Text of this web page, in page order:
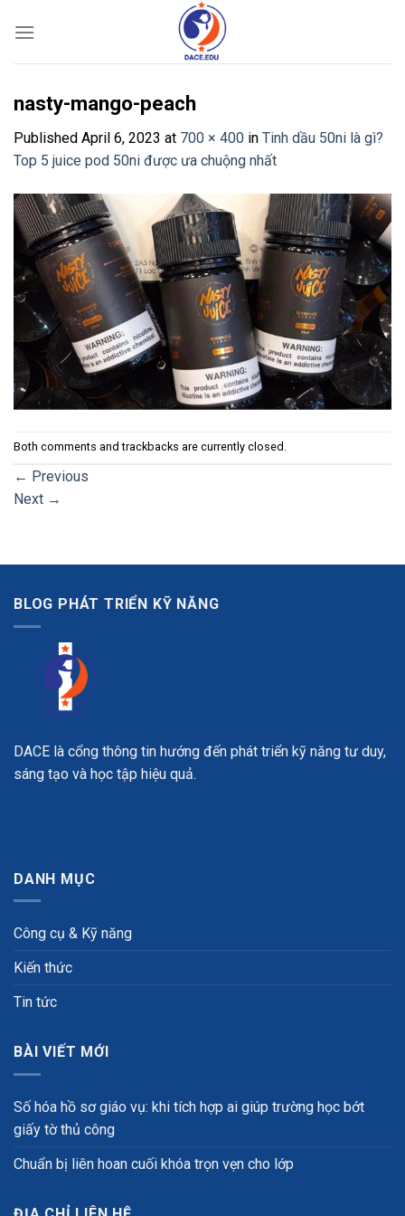
nasty-mango-peach
Published April 6, 2023 at 700 × 400 in Tinh dầu 50ni là gì?
Top 5 juice pod 50ni được ưa chuộng nhất
Both comments and trackbacks are currently closed.
← Previous
Next →
BLOG PHÁT TRIỂN KỸ NĂNG
DACE là cổng thông tin hướng đến phát triển kỹ năng tư duy,
sáng tạo và học tập hiệu quả.
DANH MỤC
Công cụ & Kỹ năng
Kiến thức
Tin tức
BÀI VIẾT MỚI
Số hóa hồ sơ giáo vụ: khi tích hợp ai giúp trường học bớt
giấy tờ thủ công
Chuẩn bị liên hoan cuối khóa trọn vẹn cho lớp